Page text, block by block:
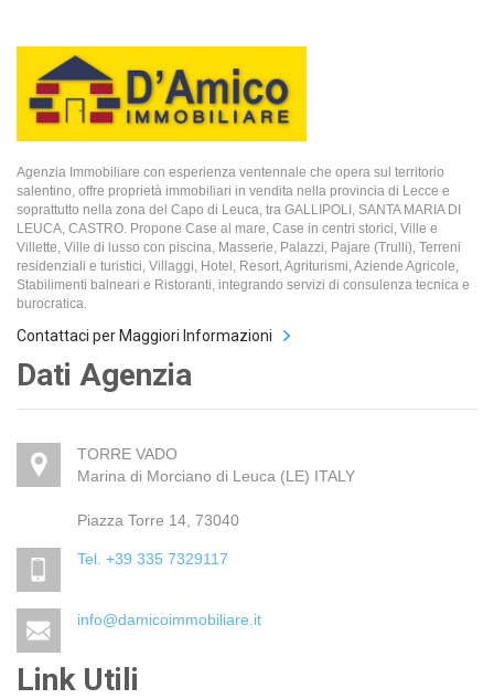
Agenzia Immobiliare con esperienza ventennale che opera sul territorio
salentino, offre proprietà immobiliari in vendita nella provincia di Lecce e
soprattutto nella zona del Capo di Leuca, tra GALLIPOLI, SANTA MARIA DI
LEUCA, CASTRO. Propone Case al mare, Case in centri storici, Ville e
Villette, Ville di lusso con piscina, Masserie, Palazzi, Pajare (Trulli), Terreni
residenziali e turistici, Villaggi, Hotel, Resort, Agriturismi, Aziende Agricole,
Stabilimenti balneari e Ristoranti, integrando servizi di consulenza tecnica e
burocratica.
Contattaci per Maggiori Informazioni
Dati Agenzia
TORRE VADO
Marina di Morciano di Leuca (LE) ITALY
Piazza Torre 14, 73040
Tel. +39 335 7329117
info@damicoimmobiliare.it
Link Utili